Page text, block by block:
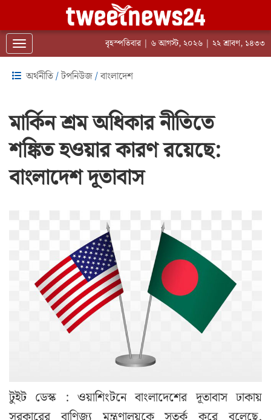
Toggle navigation বৃহস্পতিবার | ৬ আগস্ট, ২০২৬ | ২২ শ্রাবণ, ১৪৩৩
অর্থনীতি/টপনিউজ/বাংলাদেশ
মার্কিন শ্রম অধিকার নীতিতে
শঙ্কিত হওয়ার কারণ রয়েছে:
বাংলাদেশ দূতাবাস
টুইট ডেস্ক : ওয়াশিংটনে বাংলাদেশের দূতাবাস ঢাকায়